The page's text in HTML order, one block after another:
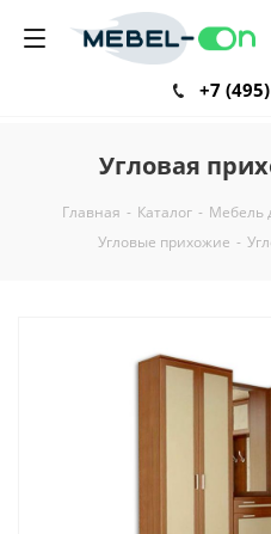
+7
Угловая
Главная - Каталог - Мебель
Угловые прихожие -